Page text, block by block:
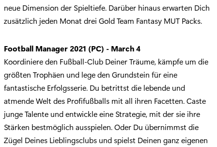
neue Dimension der Spieltiefe. Darüber hinaus erwarten Dich
zusätzlich jeden Monat drei Gold Team Fantasy MUT Packs.
Football Manager 2021 (PC) - March 4
Koordiniere den Fußball-Club Deiner Träume, kämpfe um die
größten Trophäen und lege den Grundstein für eine
fantastische Erfolgsserie. Du betrittst die lebende und
atmende Welt des Profifußballs mit all ihren Facetten. Caste
junge Talente und entwickle eine Strategie, mit der sie ihre
Stärken bestmöglich ausspielen. Oder Du übernimmst die
Zügel Deines Lieblingsclubs und spielst Deinen ganz eigenen